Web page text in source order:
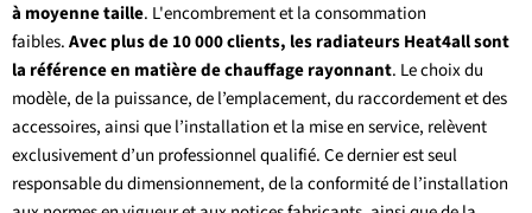
à moyenne taille. L'encombrement et la consommation
faibles.Avec plus de 10 000 clients, les radiateurs Heat4all sont
la référence en matière de chauffage rayonnant. Le choix du
modèle, de la puissance, de l’emplacement, du raccordement et des
accessoires, ainsi que l’installation et la mise en service, relèvent
exclusivement d’un professionnel qualifié. Ce dernier est seul
responsable du dimensionnement, de la conformité de l’installation